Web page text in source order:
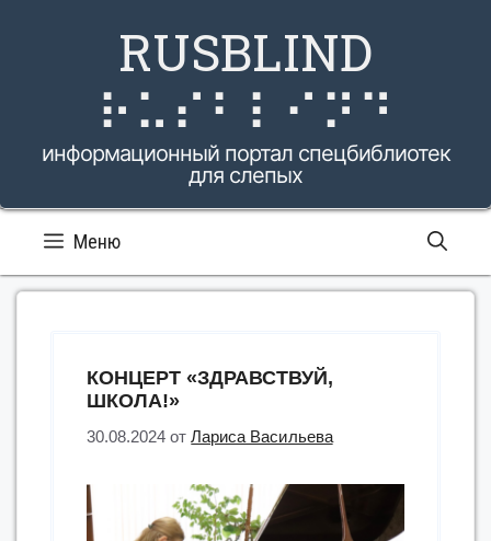
RUSBLIND
⠗⠥⠎⠃⠇⠊⠝⠙
информационный портал спецбиблиотек
для слепых
Меню
КОНЦЕРТ «ЗДРАВСТВУЙ,
ШКОЛА!»
30.08.2024 отЛариса Васильева